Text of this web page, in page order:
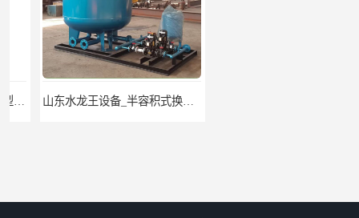
山东水龙王设备_半容积式换热器.水水加热器